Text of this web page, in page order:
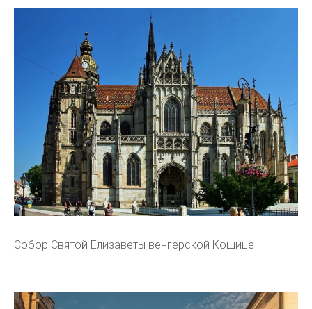
Собор Святой Елизаветы венгерской Кошице